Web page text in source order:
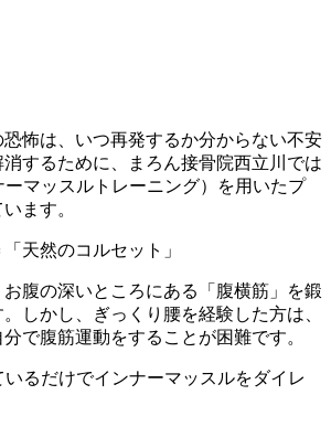
怖は、いつ再発するか分からない不安
するために、まろん接骨院西立川では
ーマッスルトレーニング）を用いたプ
ます。
天然のコルセット」
腹の深いところにある「腹横筋」を鍛
しかし、ぎっくり腰を経験した方は、
で腹筋運動をすることが困難です。
いるだけでインナーマッスルをダイレ